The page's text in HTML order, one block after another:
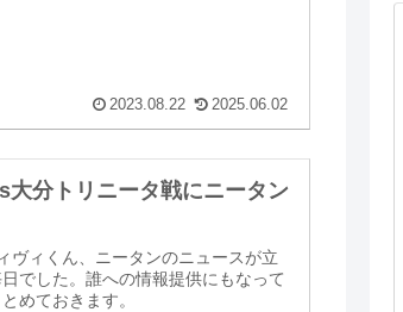
2023.08.22 2025.06.02
分トリニータ戦にニータン
ヴィくん、ニータンのニュースが立
でした。誰への情報提供にもなって
めておきます。